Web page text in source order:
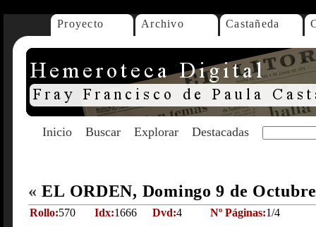
Proyecto Archivo Castañeda
Inicio Buscar Explorar Destacadas
« EL ORDEN, Domingo 9 de
Rollo:570 Idx:1666 Dvd:4 Nº Páginas:1/4